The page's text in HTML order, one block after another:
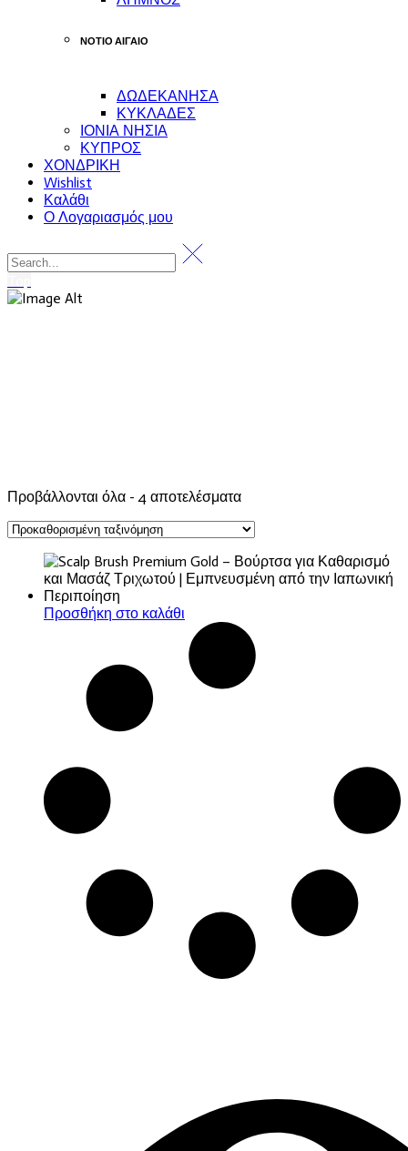
ΝΟΤΙΟ ΑΙΓΑΙΟ
ΔΩΔΕΚΑΝΗΣΑ
ΚΥΚΛΑΔΕΣ
ΙΟΝΙΑ ΝΗΣΙΑ
ΚΥΠΡΟΣ
ΧΟΝΔΡΙΚΗ
Wishlist
Καλάθι
Ο Λογαριασμός μου
Προβάλλονται όλα - 4 αποτελέσματα
Προσθήκη στο καλάθι